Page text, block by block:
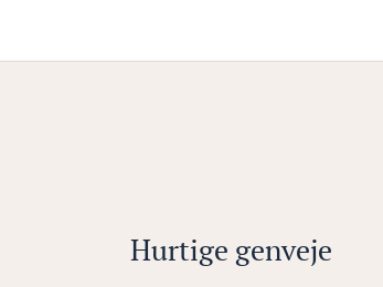
Hurtige genveje